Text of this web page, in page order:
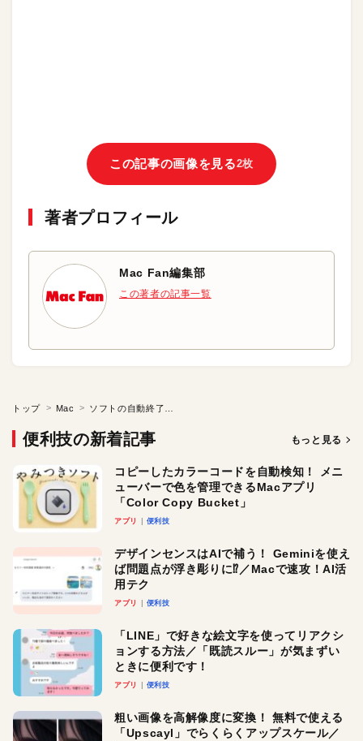
この記事の画像を見る2枚
著者プロフィール
Mac Fan編集部
この著者の記事一覧
トップ Mac
便利技の新着記事 もっと見る
コピーしたカラーコードを自動検知！ メニ
ューバーで色を管理できるMacアプリ
「Color Copy Bucket」
アプリ 便利技
デザインセンスはAIで補う！ Geminiを使え
ば問題点が浮き彫りに⁉︎／Macで速攻！AI活
用テク
アプリ 便利技
「LINE」で好きな絵文字を使ってリアクシ
ョンする方法／「既読スルー」が気まずい
ときに便利です！
アプリ 便利技
粗い画像を高解像度に変換！ 無料で使える
「Upscayl」でらくらくアップスケール／